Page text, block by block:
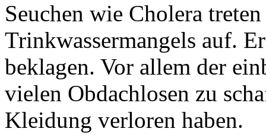
Seuchen wie Cholera
Trinkwassermangels auf.
beklagen. Vor allem der
vielen Obdachlosen zu
Kleidung verloren haben.